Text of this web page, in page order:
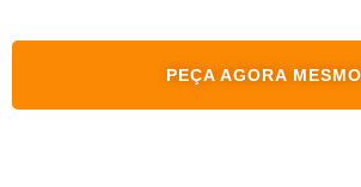
PEÇA AGORA